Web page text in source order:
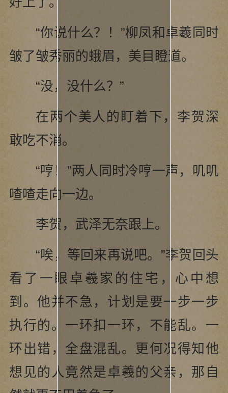
“你说什么？！”柳凤和卓羲同时
皱了皱秀丽的蛾眉，美目瞪道。
“没，没什么？”
在两个美人的盯着下，李贺深
敢吃不消。
“哼！”两人同时冷哼一声，叽叽
喳喳走向一边。
李贺，武泽无奈跟上。
“唉，等回来再说吧。”李贺回头
看了一眼卓羲家的住宅，心中想
到。他并不急，计划是要一步一步
执行的。一环扣一环，不能乱。一
环出错，全盘混乱。更何况得知他
想见的人竟然是卓羲的父亲，那自